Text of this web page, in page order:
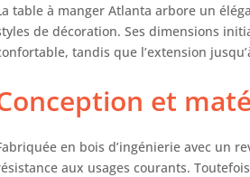
table à manger Atlanta arbore un
de décoration. Ses dimensions
tandis que l’extension
et
en bois d’ingénierie avec un
aux usages courants.